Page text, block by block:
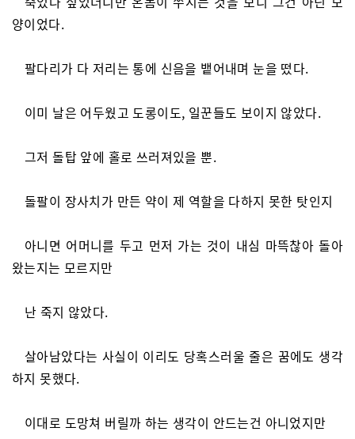
양이었다.
팔다리가 다 저리는 통에 신음을 뱉어내며 눈을 떴다.
이미 날은 어두웠고 도롱이도, 일꾼들도 보이지 않았다.
그저 돌탑 앞에 홀로 쓰러져있을 뿐.
돌팔이 장사치가 만든 약이 제 역할을 다하지 못한 탓인지
아니면 어머니를 두고 먼저 가는 것이 내심 마뜩찮아 돌아
왔는지는 모르지만
난 죽지 않았다.
살아남았다는 사실이 이리도 당혹스러울 줄은 꿈에도 생각
하지 못했다.
이대로 도망쳐 버릴까 하는 생각이 안드는건 아니었지만